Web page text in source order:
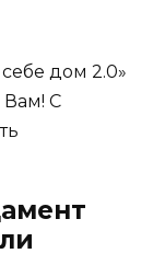
дом 2.0»
Вам! С